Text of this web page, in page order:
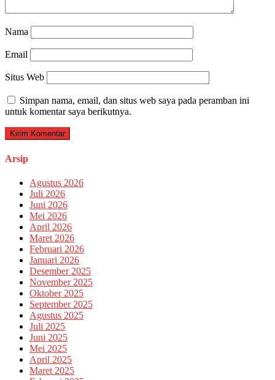
Nama
Email
Situs Web
Simpan nama, email, dan situs web saya pada peramban ini
untuk komentar saya berikutnya.
Arsip
Agustus 2026
Juli 2026
Juni 2026
Mei 2026
April 2026
Maret 2026
Februari 2026
Januari 2026
Desember 2025
November 2025
Oktober 2025
September 2025
Agustus 2025
Juli 2025
Juni 2025
Mei 2025
April 2025
Maret 2025